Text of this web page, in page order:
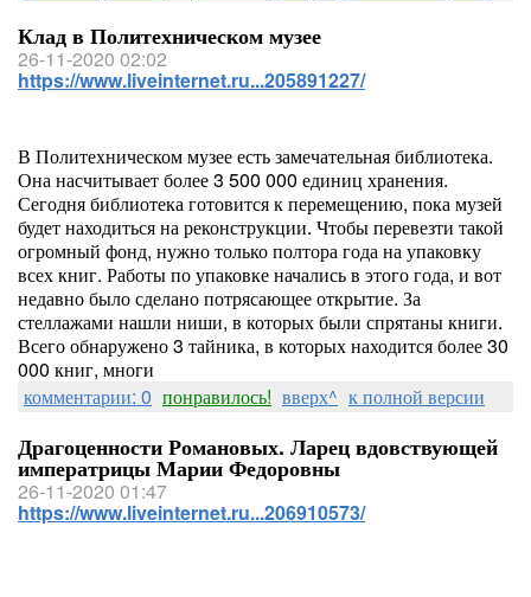
Клад в Политехническом музее
26-11-2020 02:02
https://www.liveinternet.ru...205891227/
В Политехническом музее есть замечательная библиотека.
Она насчитывает более 3 500 000 единиц хранения.
Сегодня библиотека готовится к перемещению, пока музей
будет находиться на реконструкции. Чтобы перевезти такой
огромный фонд, нужно только полтора года на упаковку
всех книг. Работы по упаковке начались в этого года, и вот
недавно было сделано потрясающее открытие. За
стеллажами нашли ниши, в которых были спрятаны книги.
Всего обнаружено 3 тайника, в которых находится более 30
000 книг, многи
комментарии: 0 понравилось! вверх^ к полной версии
Драгоценности Романовых. Ларец вдовствующей
императрицы Марии Федоровны
26-11-2020 01:47
https://www.liveinternet.ru...206910573/